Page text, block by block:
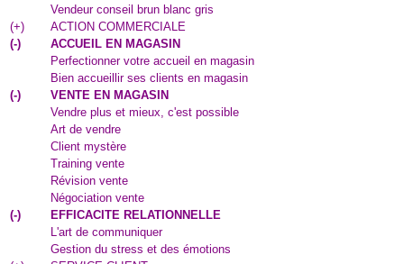
Vendeur conseil brun blanc gris
(+)
ACTION COMMERCIALE
(-)
ACCUEIL EN MAGASIN
Perfectionner votre accueil en magasin
Bien accueillir ses clients en magasin
(-)
VENTE EN MAGASIN
Vendre plus et mieux, c'est possible
Art de vendre
Client mystère
Training vente
Révision vente
Négociation vente
(-)
EFFICACITE RELATIONNELLE
L'art de communiquer
Gestion du stress et des émotions